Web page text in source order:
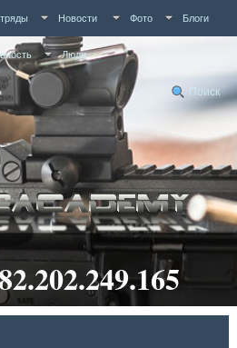
Новости Фото Блоги
Люди
Поиск